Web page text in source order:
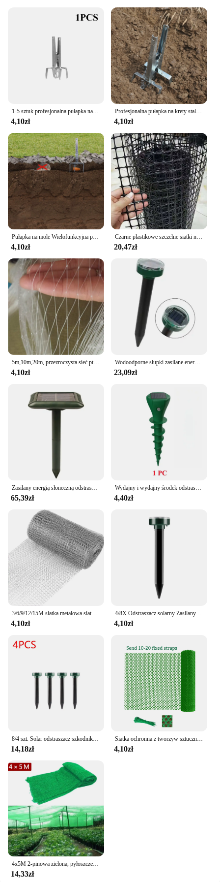
1-5 sztuk profesjonalna pułapka na kret stal ocynkowana pułapka na kreta zewnętrzna Gopher narzędzia ogrodowe produkty do zwalczania szkodników
4,10zł
Profesjonalna pułapka na krety stal ocynkowana pułapka na kreta na zewnątrz Gopher narzędzia ogrodowe produkty do zwalczania szkodników
4,10zł
Pułapka na mole Wielofunkcyjna pułapka na szczury ze stali ocynkowanej Pułapka na dzikie gopher Eliminator klipsów Łapacz chomików dla gospodarstw rolnych
4,10zł
Czarne plastikowe szczelne siatki netto ogród siatka asekuracyjna kot zwierzęta kaczki z kurczaka krata siatka ogrodzenia poręcz balkonowa ochrona schodów
20,47zł
4,10zł
Wodoodporne słupki zasilane energią słoneczną do ogrodu na podwórku odstraszacz gryzoni ultradźwiękowy odstraszacz szczurów i szkodników, odstraszacz do sadów ogrodowych
23,09zł
65,39zł
Wydajny i wydajny środek odstraszający krety zasilany energią słoneczną ze śrubą, soniczny środek odstraszający ślimak do trawnika, środek odstraszający gruntowy na zewnątrz
4,40zł
4,10zł
4/8X Odstraszacz solarny Zasilany ultradźwiękowy Sonic Mouse Mole Pest Odstraszacz gryzoni Fala wibracyjna Podwórko Ogród na zewnątrz Trawnik Farm Field
4,10zł
14,18zł
Siatka ochronna z tworzyw sztucznych, ogród hodowli drobiu, domowy balkon, siatka ochronna z tworzyw sztucznych, siatka chroniące przed upadkiem
4,10zł
4x5M 2-pinowa zielona, pyłoszczelna siatka uziemiająca Osłona na plac budowy Siatki na gleby Siatka zacieniająca chroniąca środowisko
14,33zł